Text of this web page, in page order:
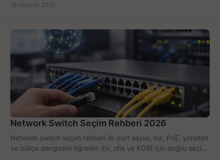
18 Haziran 2026
Network Switch Seçim Rehberi 2026
Network switch seçim rehberi ile port sayısı, hız, PoE, yönetim
ve bütçe dengesini öğrenin. Ev, ofis ve KOBİ için doğru seçimi